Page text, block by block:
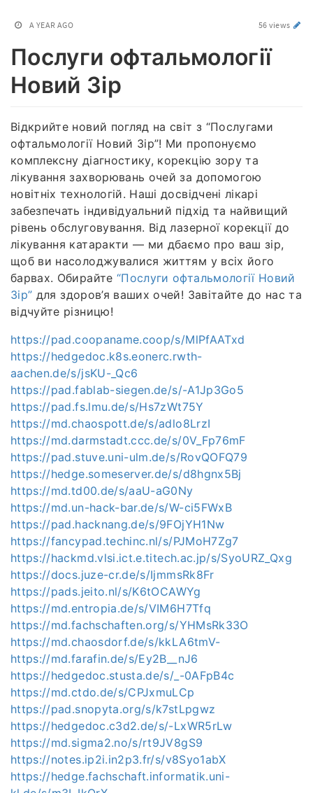
A YEAR AGO 56 views
Послуги офтальмології
Новий Зір
Відкрийте новий погляд на світ з “Послугами
офтальмології Новий Зір”! Ми пропонуємо
комплексну діагностику, корекцію зору та
лікування захворювань очей за допомогою
новітніх технологій. Наші досвідчені лікарі
забезпечать індивідуальний підхід та найвищий
рівень обслуговування. Від лазерної корекції до
лікування катаракти — ми дбаємо про ваш зір,
щоб ви насолоджувалися життям у всіх його
барвах. Обирайте “Послуги офтальмології Новий
Зір” для здоров’я ваших очей! Завітайте до нас та
відчуйте різницю!
https://pad.coopaname.coop/s/MlPfAATxd
https://hedgedoc.k8s.eonerc.rwth-
aachen.de/s/jsKU-_Qc6
https://pad.fablab-siegen.de/s/-A1Jp3Go5
https://pad.fs.lmu.de/s/Hs7zWt75Y
https://md.chaospott.de/s/adlo8LrzI
https://md.darmstadt.ccc.de/s/0V_Fp76mF
https://pad.stuve.uni-ulm.de/s/RovQOFQ79
https://hedge.someserver.de/s/d8hgnx5Bj
https://md.td00.de/s/aaU-aG0Ny
https://md.un-hack-bar.de/s/W-ci5FWxB
https://pad.hacknang.de/s/9FOjYH1Nw
https://fancypad.techinc.nl/s/PJMoH7Zg7
https://hackmd.vlsi.ict.e.titech.ac.jp/s/SyoURZ_Qxg
https://docs.juze-cr.de/s/IjmmsRk8Fr
https://pads.jeito.nl/s/K6tOCAWYg
https://md.entropia.de/s/VIM6H7Tfq
https://md.fachschaften.org/s/YHMsRk33O
https://md.chaosdorf.de/s/kkLA6tmV-
https://md.farafin.de/s/Ey2B__nJ6
https://hedgedoc.stusta.de/s/_-0AFpB4c
https://md.ctdo.de/s/CPJxmuLCp
https://pad.snopyta.org/s/k7stLpgwz
https://hedgedoc.c3d2.de/s/-LxWR5rLw
https://md.sigma2.no/s/rt9JV8gS9
https://notes.ip2i.in2p3.fr/s/v8Syo1abX
https://hedge.fachschaft.informatik.uni-